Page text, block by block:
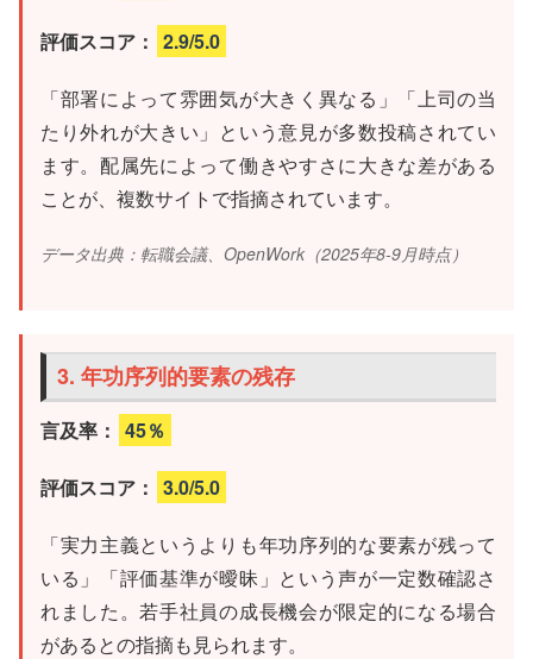
評価スコア： 2.9/5.0
「部署によって雰囲気が大きく異なる」「上司の当
たり外れが大きい」という意見が多数投稿されてい
ます。配属先によって働きやすさに大きな差がある
ことが、複数サイトで指摘されています。
データ出典：転職会議、OpenWork（2025年8-9月時点）
3. 年功序列的要素の残存
言及率： 45％
評価スコア： 3.0/5.0
「実力主義というよりも年功序列的な要素が残って
いる」「評価基準が曖昧」という声が一定数確認さ
れました。若手社員の成長機会が限定的になる場合
があるとの指摘も見られます。